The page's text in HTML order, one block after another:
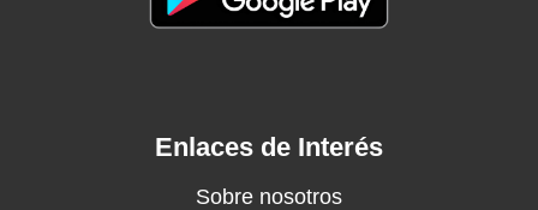
Enlaces de Interés
Sobre nosotros